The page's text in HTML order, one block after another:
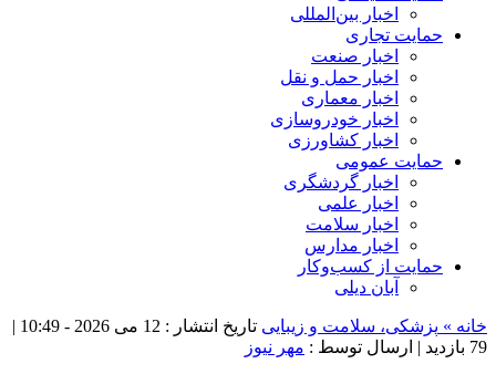
اخبار بین‌المللی
حمایت تجاری
اخبار صنعت
اخبار حمل و نقل
اخبار معماری
اخبار خودروسازی
اخبار کشاورزی
حمایت عمومی
اخبار گردشگری
اخبار علمی
اخبار سلامت
اخبار مدارس
حمایت از کسب‌وکار
آبان دیلی
خانه » پزشکی، سلامت و زیبایی تاریخ انتشار : 12 می 2026 - 10:49 |
79 بازدید
| ارسال توسط : مهر نیوز